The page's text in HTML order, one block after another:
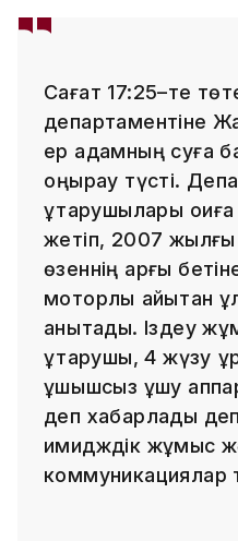
Сағат 17:25–те
департаментіне
ер адамның суға
қоңырау түсті.
құтқарушылары
жетіп, 2007
өзеннің арғы
моторлы қайықтан
анықтады. Іздеу
құтқарушы, 4 жүзу
ұшқышсыз ұшу
деп хабарлады
имидждік жұмыс
коммуникациялар